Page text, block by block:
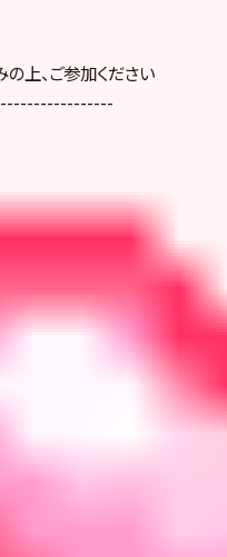
上、ご参加ください